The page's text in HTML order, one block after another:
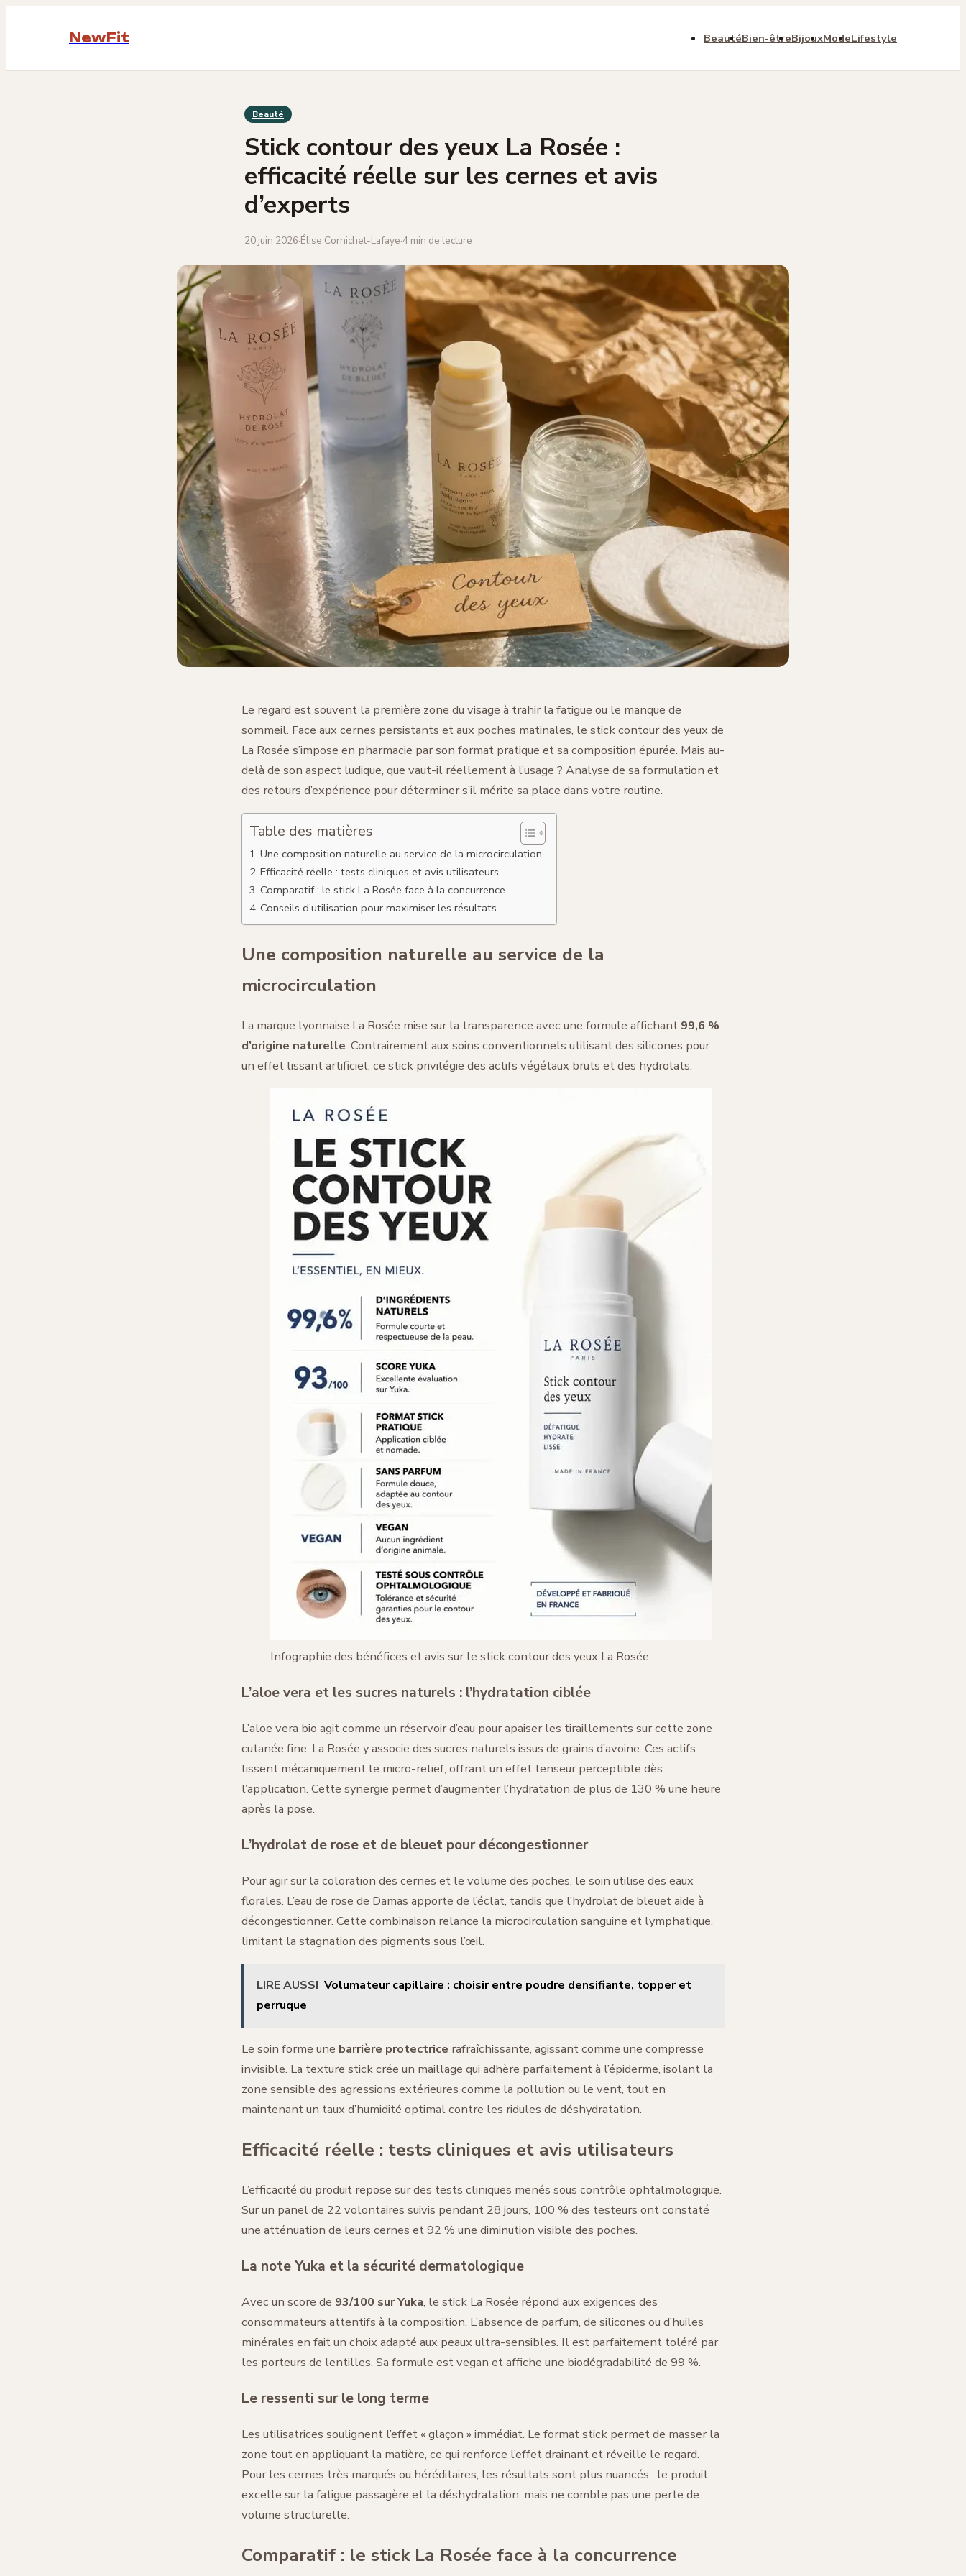
NewFit BeautéBien-êtreBijouxModeLifestyle
Beauté
Stick contour des yeux La Rosée :
efficacité réelle sur les cernes et avis
d’experts
20 juin 2026·Élise Cornichet-Lafaye·4 min de lecture
Le regard est souvent la première zone du visage à trahir la fatigue ou le manque de
sommeil. Face aux cernes persistants et aux poches matinales, le stick contour des yeux de
La Rosée s’impose en pharmacie par son format pratique et sa composition épurée. Mais au-
delà de son aspect ludique, que vaut-il réellement à l’usage ? Analyse de sa formulation et
des retours d’expérience pour déterminer s’il mérite sa place dans votre routine.
Table des matières
Une composition naturelle au service de la microcirculation
Efficacité réelle : tests cliniques et avis utilisateurs
Comparatif : le stick La Rosée face à la concurrence
Conseils d’utilisation pour maximiser les résultats
Une composition naturelle au service de la
microcirculation
La marque lyonnaise La Rosée mise sur la transparence avec une formule affichant 99,6 %
d’origine naturelle. Contrairement aux soins conventionnels utilisant des silicones pour
un effet lissant artificiel, ce stick privilégie des actifs végétaux bruts et des hydrolats.
Infographie des bénéfices et avis sur le stick contour des yeux La Rosée
L’aloe vera et les sucres naturels : l’hydratation ciblée
L’aloe vera bio agit comme un réservoir d’eau pour apaiser les tiraillements sur cette zone
cutanée fine. La Rosée y associe des sucres naturels issus de grains d’avoine. Ces actifs
lissent mécaniquement le micro-relief, offrant un effet tenseur perceptible dès
l’application. Cette synergie permet d’augmenter l’hydratation de plus de 130 % une heure
après la pose.
L’hydrolat de rose et de bleuet pour décongestionner
Pour agir sur la coloration des cernes et le volume des poches, le soin utilise des eaux
florales. L’eau de rose de Damas apporte de l’éclat, tandis que l’hydrolat de bleuet aide à
décongestionner. Cette combinaison relance la microcirculation sanguine et lymphatique,
limitant la stagnation des pigments sous l’œil.
LIRE AUSSI Volumateur capillaire : choisir entre poudre densifiante, topper et
perruque
Le soin forme une barrière protectrice rafraîchissante, agissant comme une compresse
invisible. La texture stick crée un maillage qui adhère parfaitement à l’épiderme, isolant la
zone sensible des agressions extérieures comme la pollution ou le vent, tout en
maintenant un taux d’humidité optimal contre les ridules de déshydratation.
Efficacité réelle : tests cliniques et avis utilisateurs
L’efficacité du produit repose sur des tests cliniques menés sous contrôle ophtalmologique.
Sur un panel de 22 volontaires suivis pendant 28 jours, 100 % des testeurs ont constaté
une atténuation de leurs cernes et 92 % une diminution visible des poches.
La note Yuka et la sécurité dermatologique
Avec un score de 93/100 sur Yuka, le stick La Rosée répond aux exigences des
consommateurs attentifs à la composition. L’absence de parfum, de silicones ou d’huiles
minérales en fait un choix adapté aux peaux ultra-sensibles. Il est parfaitement toléré par
les porteurs de lentilles. Sa formule est vegan et affiche une biodégradabilité de 99 %.
Le ressenti sur le long terme
Les utilisatrices soulignent l’effet « glaçon » immédiat. Le format stick permet de masser la
zone tout en appliquant la matière, ce qui renforce l’effet drainant et réveille le regard.
Pour les cernes très marqués ou héréditaires, les résultats sont plus nuancés : le produit
excelle sur la fatigue passagère et la déshydratation, mais ne comble pas une perte de
volume structurelle.
Comparatif : le stick La Rosée face à la concurrence